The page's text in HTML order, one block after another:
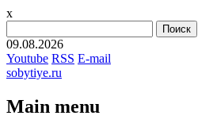
x
09.08.2026
Youtube RSS E-mail
sobytiye.ru
Main menu